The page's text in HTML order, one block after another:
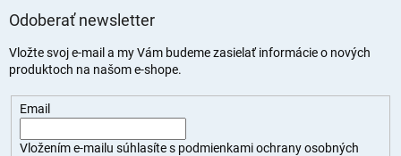
Odoberať newsletter
Vložte svoj e-mail a my Vám budeme zasielať informácie o nových
produktoch na našom e-shope.
Email
Vložením e-mailu súhlasíte s podmienkami ochrany osobných